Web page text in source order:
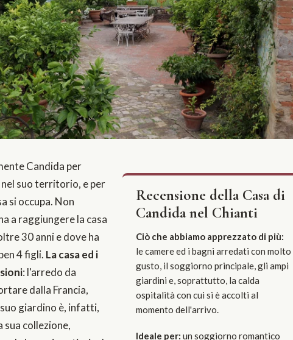
Recensione della Casa di
Candida nel Chianti
Ciò che abbiamo apprezzato di più:
le camere ed i bagni arredati con molto
gusto, il soggiorno principale, gli ampi
giardini e, soprattutto, la calda
ospitalità con cui si è accolti al
momento dell'arrivo.
Ideale per: un soggiorno romantico
Candida per
nel suo territorio, e per
si occupa. Non
a raggiungere la casa
30 anni e dove ha
4 figli. La casa ed i
: l'arredo da
dalla Francia,
giardino è, infatti,
sua collezione,